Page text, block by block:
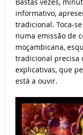
informativo,
tradicional. Toca-
numa emissão de
moçambicana,
tradicional precisa
explicativas, que
está a ouvir.